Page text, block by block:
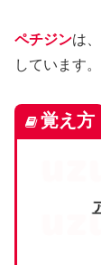
ペチジンは、
しています。
覚え方